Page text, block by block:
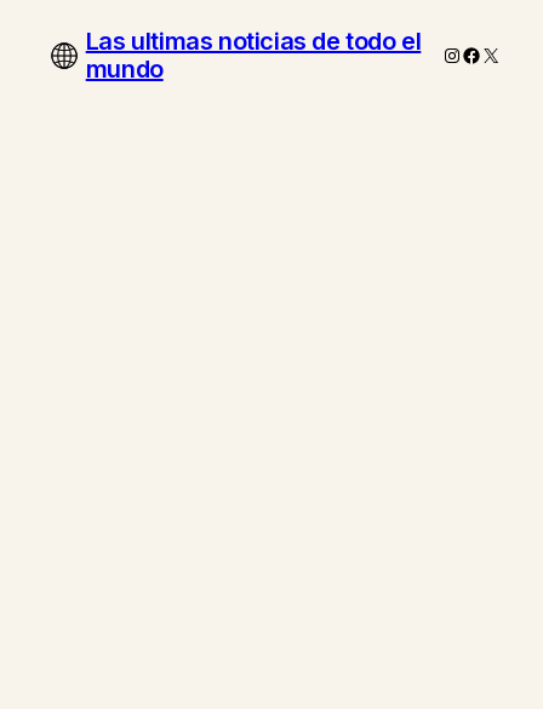
Las ultimas noticias de todo el
mundo
Instagram
X